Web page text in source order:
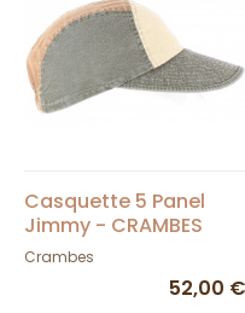
Casquette 5 Panel
Jimmy - CRAMBES
Crambes
52,00 €